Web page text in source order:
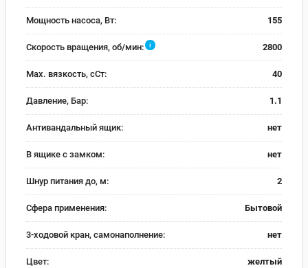
Мощность насоса, Вт: 155
Скорость вращения, об/мин: i 2800
Max. вязкость, сСт: 40
Давление, Бар: 1.1
Антивандальный ящик: нет
В ящике с замком: нет
Шнур питания до, м: 2
Сфера применения: Бытовой
3-ходовой кран, самонаполнение: нет
Цвет: желтый